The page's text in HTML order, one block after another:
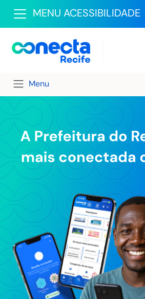
MENU ACESSIBILIDADE
Menu